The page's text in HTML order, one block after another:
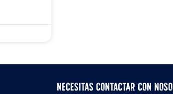
Necesitas contactar con